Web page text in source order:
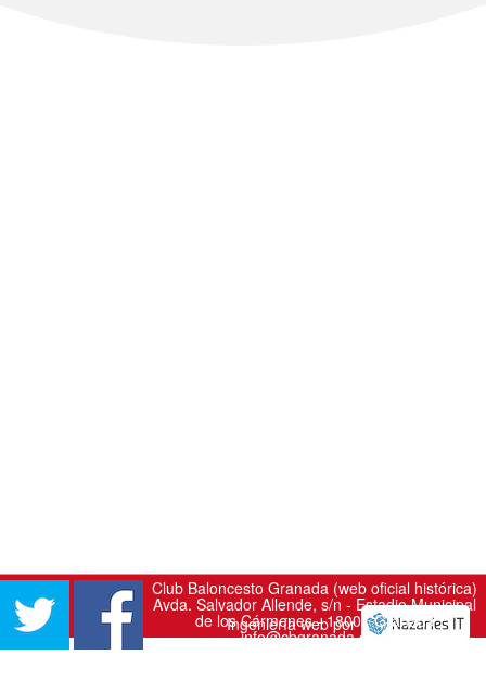
Club Baloncesto Granada (web oficial histórica)
Avda. Salvador Allende, s/n - Estadio Municipal
de los Cármenes - 18007 Granada
info@cbgranada.com
Ingeniería web por